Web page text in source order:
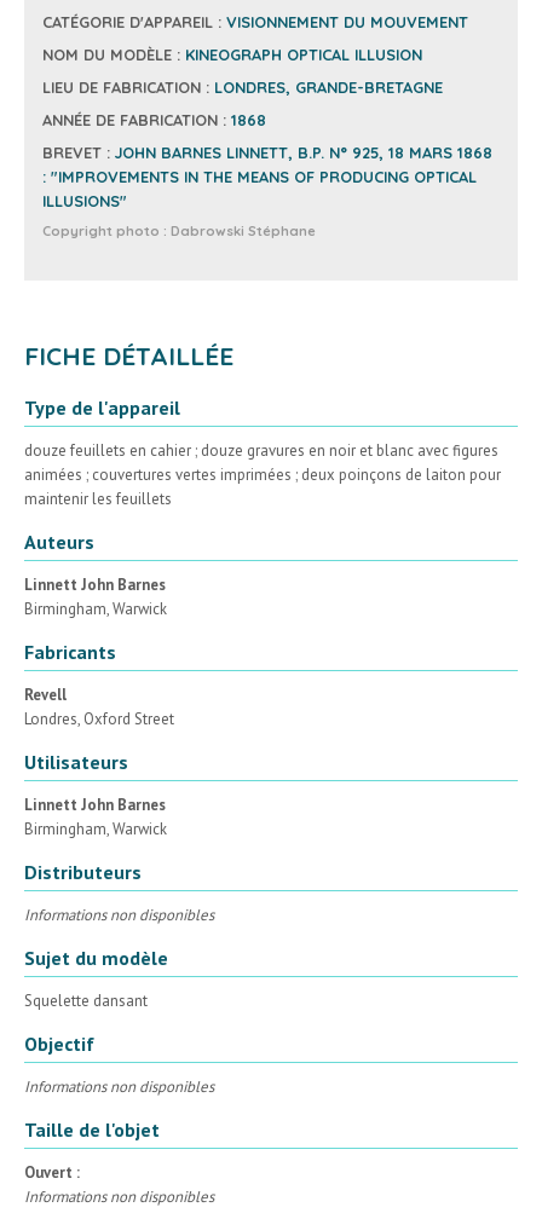
CATÉGORIE D'APPAREIL : VISIONNEMENT DU MOUVEMENT
NOM DU MODÈLE : KINEOGRAPH OPTICAL ILLUSION
LIEU DE FABRICATION : LONDRES, GRANDE-BRETAGNE
ANNÉE DE FABRICATION : 1868
BREVET : JOHN BARNES LINNETT, B.P. N° 925, 18 MARS 1868
: "IMPROVEMENTS IN THE MEANS OF PRODUCING OPTICAL
ILLUSIONS"
Copyright photo : Dabrowski Stéphane
FICHE DÉTAILLÉE
Type de l'appareil
douze feuillets en cahier ; douze gravures en noir et blanc avec figures
animées ; couvertures vertes imprimées ; deux poinçons de laiton pour
maintenir les feuillets
Auteurs
Linnett John Barnes
Birmingham, Warwick
Fabricants
Revell
Londres, Oxford Street
Utilisateurs
Linnett John Barnes
Birmingham, Warwick
Distributeurs
Informations non disponibles
Sujet du modèle
Squelette dansant
Objectif
Informations non disponibles
Taille de l'objet
Ouvert :
Informations non disponibles